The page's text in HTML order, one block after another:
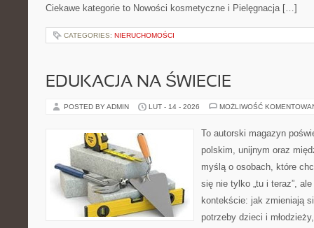
Ciekawe kategorie to Nowości kosmetyczne i Pielęgnacja […]
CATEGORIES: NIERUCHOMOŚCI
EDUKACJA NA ŚWIECIE
POSTED BY ADMIN LUT - 14 - 2026 MOŻLIWOŚĆ
To autorski magazyn
polskim, unijnym oraz
myślą o osobach, które
się nie tylko „tu i teraz”,
kontekście: jak zmieniają
potrzeby dzieci i